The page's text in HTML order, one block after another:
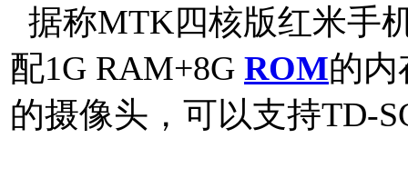
据称MTK四核版红米手
配1G RAM+8G ROM的内
的摄像头，可以支持TD-